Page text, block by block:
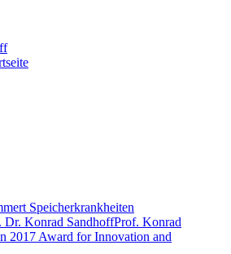
Speicherkrankheiten
Prof. Konrad
2017 Award for Innovation and